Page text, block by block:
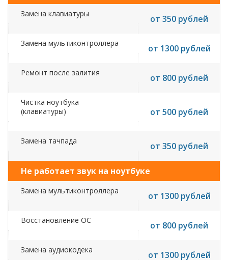
Замена клавиатуры от 350 рублей
Замена мультиконтроллера от 1300 рублей
Ремонт после залития от 800 рублей
Чистка ноутбука
(клавиатуры)
от 500 рублей
Замена тачпада от 350 рублей
Не работает звук на ноутбуке
Замена мультиконтроллера от 1300 рублей
Восстановление ОС от 800 рублей
Замена аудиокодека от 1300 рублей